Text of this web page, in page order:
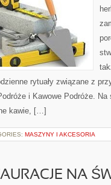
rytuały związane z
i Kawowe Podróże.
kawie, […]
MASZYNY I AKCESORIA
NA